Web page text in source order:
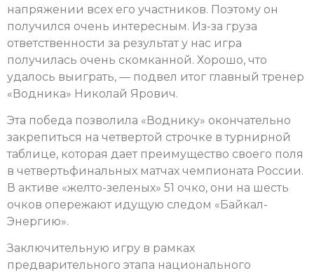
напряжении всех его участников. Поэтому он
получился очень интересным. Из-за груза
ответственности за результат у нас игра
получилась очень скомканной. Хорошо, что
удалось выиграть, — подвел итог главный тренер
«Водника» Николай Ярович.
Эта победа позволила «Воднику» окончательно
закрепиться на четвертой строчке в турнирной
таблице, которая дает преимущество своего поля
в четвертьфинальных матчах чемпионата России.
В активе «желто-зеленых» 51 очко, они на шесть
очков опережают идущую следом «Байкал-
Энергию».
Заключительную игру в рамках
предварительного этапа национального